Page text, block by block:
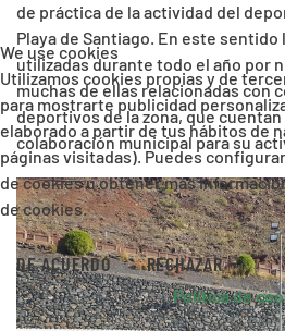
de práctica de la actividad del
Playa de Santiago. En este sentido
utilizadas durante todo el año por
muchas de ellas relacionadas con
deportivos de la zona, que
colaboración municipal para su
We use cookies
Utilizamos cookies propias y de
para mostrarte publicidad
elaborado a partir de tus hábitos de
páginas visitadas). Puedes
de cookies u obtener más
de cookies.
DE ACUERDO RECHAZAR
Política de